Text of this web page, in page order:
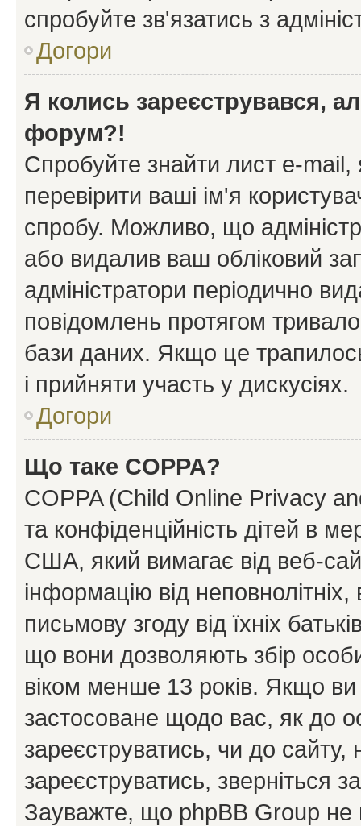
спробуйте зв'язатись з
Догори
Я колись зареєструвався,
форум?!
Спробуйте знайти лист e-mail,
перевірити ваші ім'я
спробу. Можливо, що
або видалив ваш обліковий
адміністратори періодично
повідомлень протягом
бази даних. Якщо це
і прийняти участь у дискусіях.
Догори
Що таке COPPA?
COPPA (Child Online Privacy
та конфіденційність дітей в
США, який вимагає від веб-
інформацію від
письмову згоду від їхніх
що вони дозволяють збір
віком менше 13 років. Якщо
застосоване щодо вас, як до
зареєструватись, чи до
зареєструватись, зверніться
Зауважте, що phpBB Group не